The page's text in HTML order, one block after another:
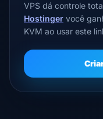
VPS dá controle
Hostinger você
KVM ao usar este